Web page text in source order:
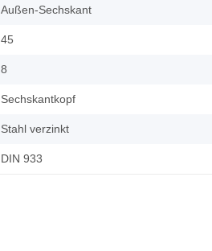
Außen-Sechskant
45
8
Sechskantkopf
Stahl verzinkt
DIN 933